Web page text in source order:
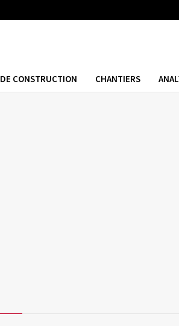
CONSTRUCTION CHANTIERS